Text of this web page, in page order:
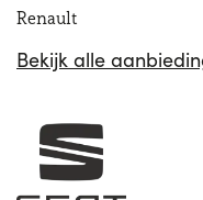
Renault
Bekijk alle